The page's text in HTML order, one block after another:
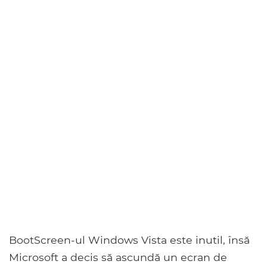
BootScreen-ul Windows Vista este inutil, însă
Microsoft a decis să ascundă un ecran de